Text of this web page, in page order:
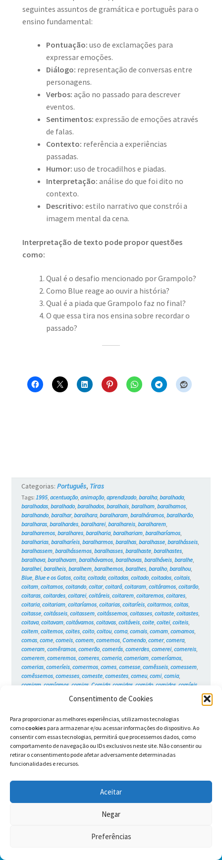
Consentimento de Cookies
Para proporcionar as melhores experiências, utilizamos tecnologias
comocookies para armazenar e/ou acessar informações do dispositivo. Ao
consentir com essas tecnologias, permitirá que processemos dados, como
comportamento de navegação ou IDs exclusivos neste site. Não consentir ou
retirar o consentimento pode afetar adversamente determinadas
funcionalidades e recursos.
Aceitar
Negar
Preferências
seguintes assuntos de gramática e português para o
ensino fundamental:
Pontuação: uso de exclamações para
expressar emoções.
Diálogo: representação de conversas entre
personagens.
Verbos: ação no passado para descrever
eventos.
Sentimentos: expressão de emoções através
de falas.
Contexto: referência a experiências
passadas.
Humor: uso de trocadilhos e piadas.
Interpretação: análise do que foi dito no
contexto.
Descritivo: estilo narrativo que constrói a
imagem mental da cena.
Interpretação de texto pode propor questões
como:
Qual é o desafio mencionado por Grampolo?
Como Blue reage ao ouvir a história?
Qual é a piada que Grampolo faz no final?
O que essa tira nos ensina sobre recordar o
passado?
Categorias: Português, Tiras
Tags: 1995, acentuação, animação, aprendizado, baralha, baralhada,
baralhadas, baralhado, baralhados, baralhais, baralham, baralhamos,
baralhando, baralhar, baralhara, baralharam, baralháramos, baralharão,
baralharas, baralhardes, baralharei, baralhareis, baralharem,
baralharemos, baralhares, baralharia, baralhariam, baralharíamos,
baralharias, baralharíeis, baralharmos, baralhas, baralhasse, baralhásseis,
baralhassem, baralhássemos, baralhasses, baralhaste, baralhastes,
baralhava, baralhavam, baralhávamos, baralhavas, baralháveis, baralhe,
baralhei, baralheis, baralhem, baralhemos, baralhes, baralho, baralhou,
Blue, Blue e os Gatos, coita, coitada, coitadas, coitado, coitados, coitais,
coitam, coitamos, coitando, coitar, coitará, coitaram, coitáramos, coitarão,
coitaras, coitardes, coitarei, coitáreis, coitarem, coitaremos, coitares,
coitaria, coitariam, coitaríamos, coitarias, coitaríeis, coitarmos, coitas,
coitasse, coitásseis, coitassem, coitássemos, coitasses, coitaste, coitastes,
coitava, coitavam, coitávamos, coitavas, coitáveis, coite, coitei, coiteis,
coitem, coitemos, coites, coito, coitou, coma, comais, comam, comamos,
comas, come, comeis, comem, comemos, Comendo, comer, comera,
comeram, comêramos, comerão, comerás, comerdes, comerei, comereis,
comerem, comeremos, comeres, comeria, comeriam, comeríamos,
comerias, comeríeis, comermos, comes, comesse, comêsseis, comessem,
comêssemos, comesses, comeste, comestes, comeu, comi, comia,
comiam,comíamos,comias,Comida,comidas,comido,comidos,comíeis,
desafiais,desafiam,desafiamos, desafiando
desafiarei,desafiareis,desafiarem,desafiaremos,desafiares,desafiaria
desafiariam,desafiaríamos,desafiarias,desafiaríeis,desafiarmos,
desafias,desafiasse,desafiásseis,desafiassem,desafiássemos,
desafiasses,desafiaste,desafiastes ,desafiava,desafiavam,desafiávamos,
desafiavas,desafiáveis,desafie,desafiei,desafieis,desafiem,desafiemos
desafies,Desafio,desafiou
Escrita,foi,fomos,for,fora,foram,fôramos,foras,fordes,fôreis,forem,
fossem,fôssemos
Livro didático,Narrativa
se,seja,sejais,sejam